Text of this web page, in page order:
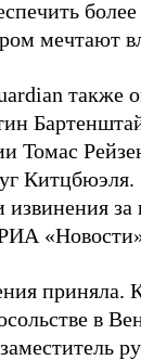
мечтают
также
Томас
извинения
приняла.
в